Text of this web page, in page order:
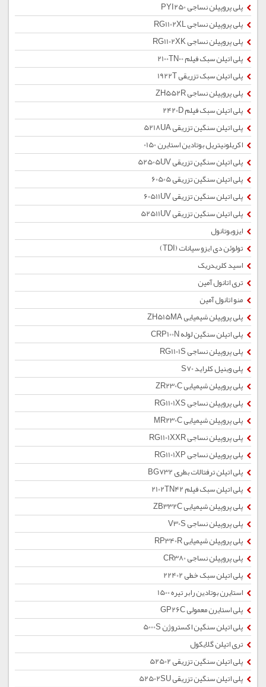
پلی پروپیلن نساجی PYI250
پلی پروپیلن نساجی RG1102XL
پلی پروپیلن نساجی RG1102XK
پلی اتیلن سبک فیلم 2100TN00
پلی اتیلن سبک تزریقی 1922T
پلی پروپیلن نساجی ZH552R
پلی اتیلن سبک فیلم 2420D
پلی اتیلن سنگین تزریقی 5218UA
اکریلونیتریل بوتادین استایرن 0150
پلی اتیلن سنگین تزریقی 52505UV
پلی اتیلن سنگین تزریقی 60505
پلی اتیلن سنگین تزریقی 60511UV
پلی اتیلن سنگین تزریقی 52511UV
ایزوبوتانول
تولوئن دی ایزو سیانات (TDI)
اسید کلریدریک
تری اتانول آمین
منو اتانول آمین
پلی پروپیلن شیمیایی ZH515MA
پلی اتیلن سنگین لوله CRP100N
پلی پروپیلن نساجی RG1101S
پلی وینیل کلراید S70
پلی پروپیلن شیمیایی ZR230C
پلی پروپیلن نساجی RG1101XS
پلی پروپیلن شیمیایی MR230C
پلی پروپیلن نساجی RG1101XXR
پلی پروپیلن نساجی RG1101XP
پلی اتیلن ترفتالات بطری BG732
پلی اتیلن سبک فیلم 2102TN42
پلی پروپیلن شیمیایی ZB332C
پلی پروپیلن نساجی V30S
پلی پروپیلن شیمیایی RP340R
پلی پروپیلن نساجی CR380
پلی اتیلن سبک خطی 22402
استایرن بوتادین رابر تیره 1500
پلی استایرن معمولی GP26C
پلی اتیلن سنگین اکستروژن 5000S
تری اتیلن گلایکول
پلی اتیلن سنگین تزریقی 52502
پلی اتیلن سنگین تزریقی 52502SU